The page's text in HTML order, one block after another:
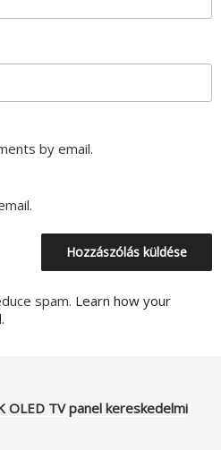
by email.
spam. Learn how your
OLED TV panel kereskedelmi